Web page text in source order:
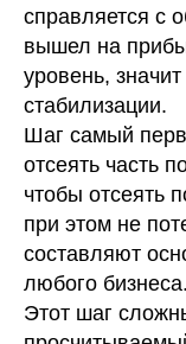
справляется с
вышел на
уровень,
стабилизации.
Шаг самый
отсеять часть
чтобы отсеять
при этом не
составляют
любого бизнеса.
Этот шаг